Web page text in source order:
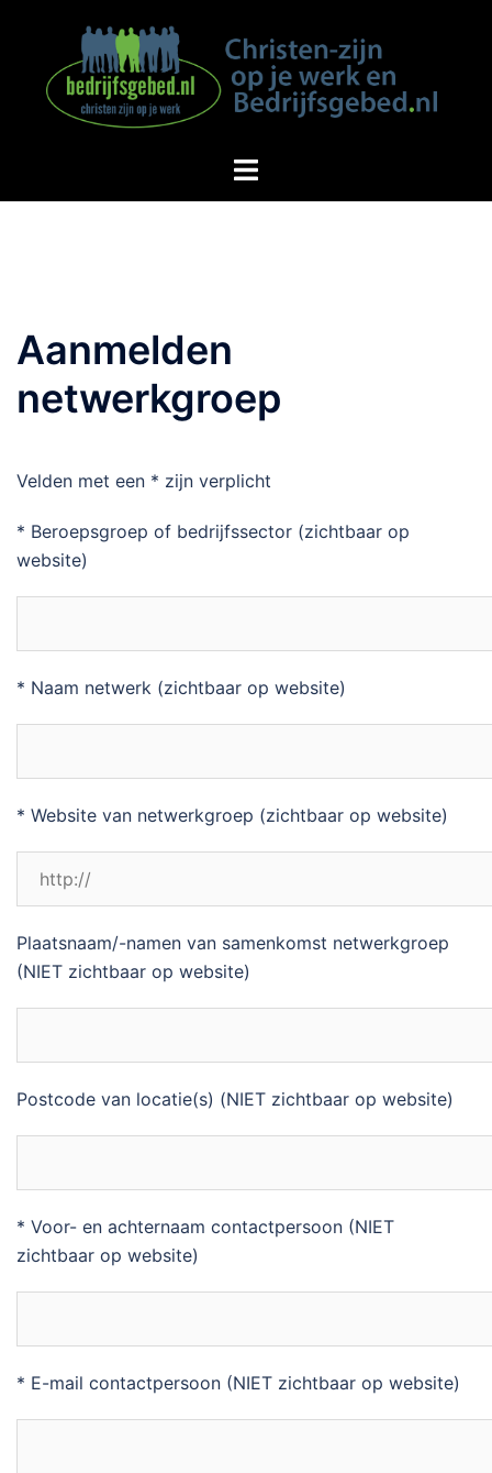
inhoud
Aanmelden
netwerkgroep
Velden met een * zijn verplicht
* Beroepsgroep of bedrijfssector (zichtbaar op
website)
* Naam netwerk (zichtbaar op website)
* Website van netwerkgroep (zichtbaar op website)
Plaatsnaam/-namen van samenkomst netwerkgroep
(NIET zichtbaar op website)
Postcode van locatie(s) (NIET zichtbaar op website)
* Voor- en achternaam contactpersoon (NIET
zichtbaar op website)
* E-mail contactpersoon (NIET zichtbaar op website)